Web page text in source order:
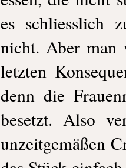
es schliesslich
nicht. Aber
letzten
denn die
besetzt. Also
unzeitgemäßen